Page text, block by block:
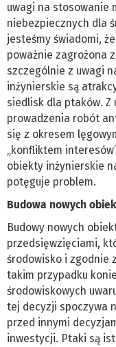
uwagi na stosowanie
niebezpiecznych dla
jesteśmy świadomi,
poważnie zagrożona
szczególnie z uwagi
inżynierskie są
siedlisk dla ptaków.
prowadzenia robót
się z okresem
„konfliktem
obiekty inżynierskie
potęguje problem.
Budowa nowych
Budowy nowych
przedsięwzięciami,
środowisko i zgodnie
takim przypadku
środowiskowych
tej decyzji spoczywa
przed innymi
inwestycji. Ptaki są